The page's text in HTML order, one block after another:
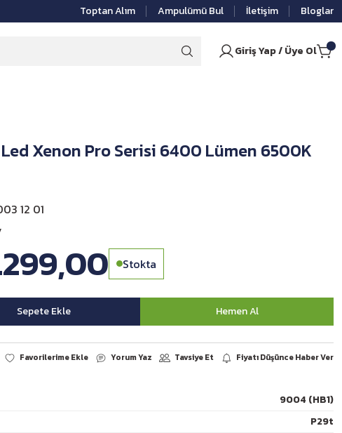
Toptan Alım Ampulümü Bul İletişim Bloglar
Giriş Yap / Üye Ol
Xenon Pro Serisi 6400 Lümen 6500K
12 01
Stokta
Sepete Ekle Hemen Al
9004 (HB1)
P29t